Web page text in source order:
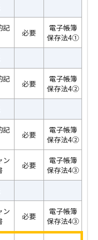
記
必要
電子帳簿
保存法4①
記
必要
電子帳簿
保存法4②
記
必要
電子帳簿
保存法4②
ン
必要
電子帳簿
保存法4③
ン
必要
電子帳簿
保存法4③